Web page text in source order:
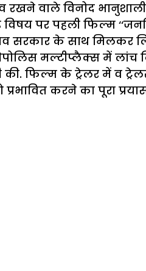
वाले विनोद भानुशाली
पर पहली फिल्म
सरकार के साथ मिलकर
मल्टीप्लैक्स में लांच
भी की. फिल्म के ट्रेलर में
करने का पूरा